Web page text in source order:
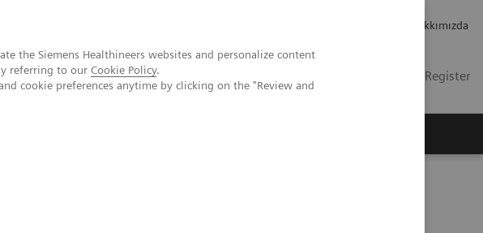
the Siemens Healthineers websites and personalize content
referring to our Cookie Policy.
cookie preferences anytime by clicking on the "Review and
Hakkımızda
Login / Register